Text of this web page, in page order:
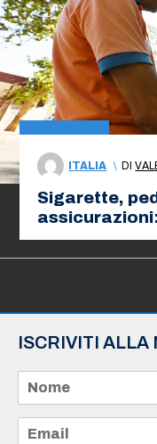
ITALIA \ DI
Sigarette,
ISCRIVITI ALLA
m
e